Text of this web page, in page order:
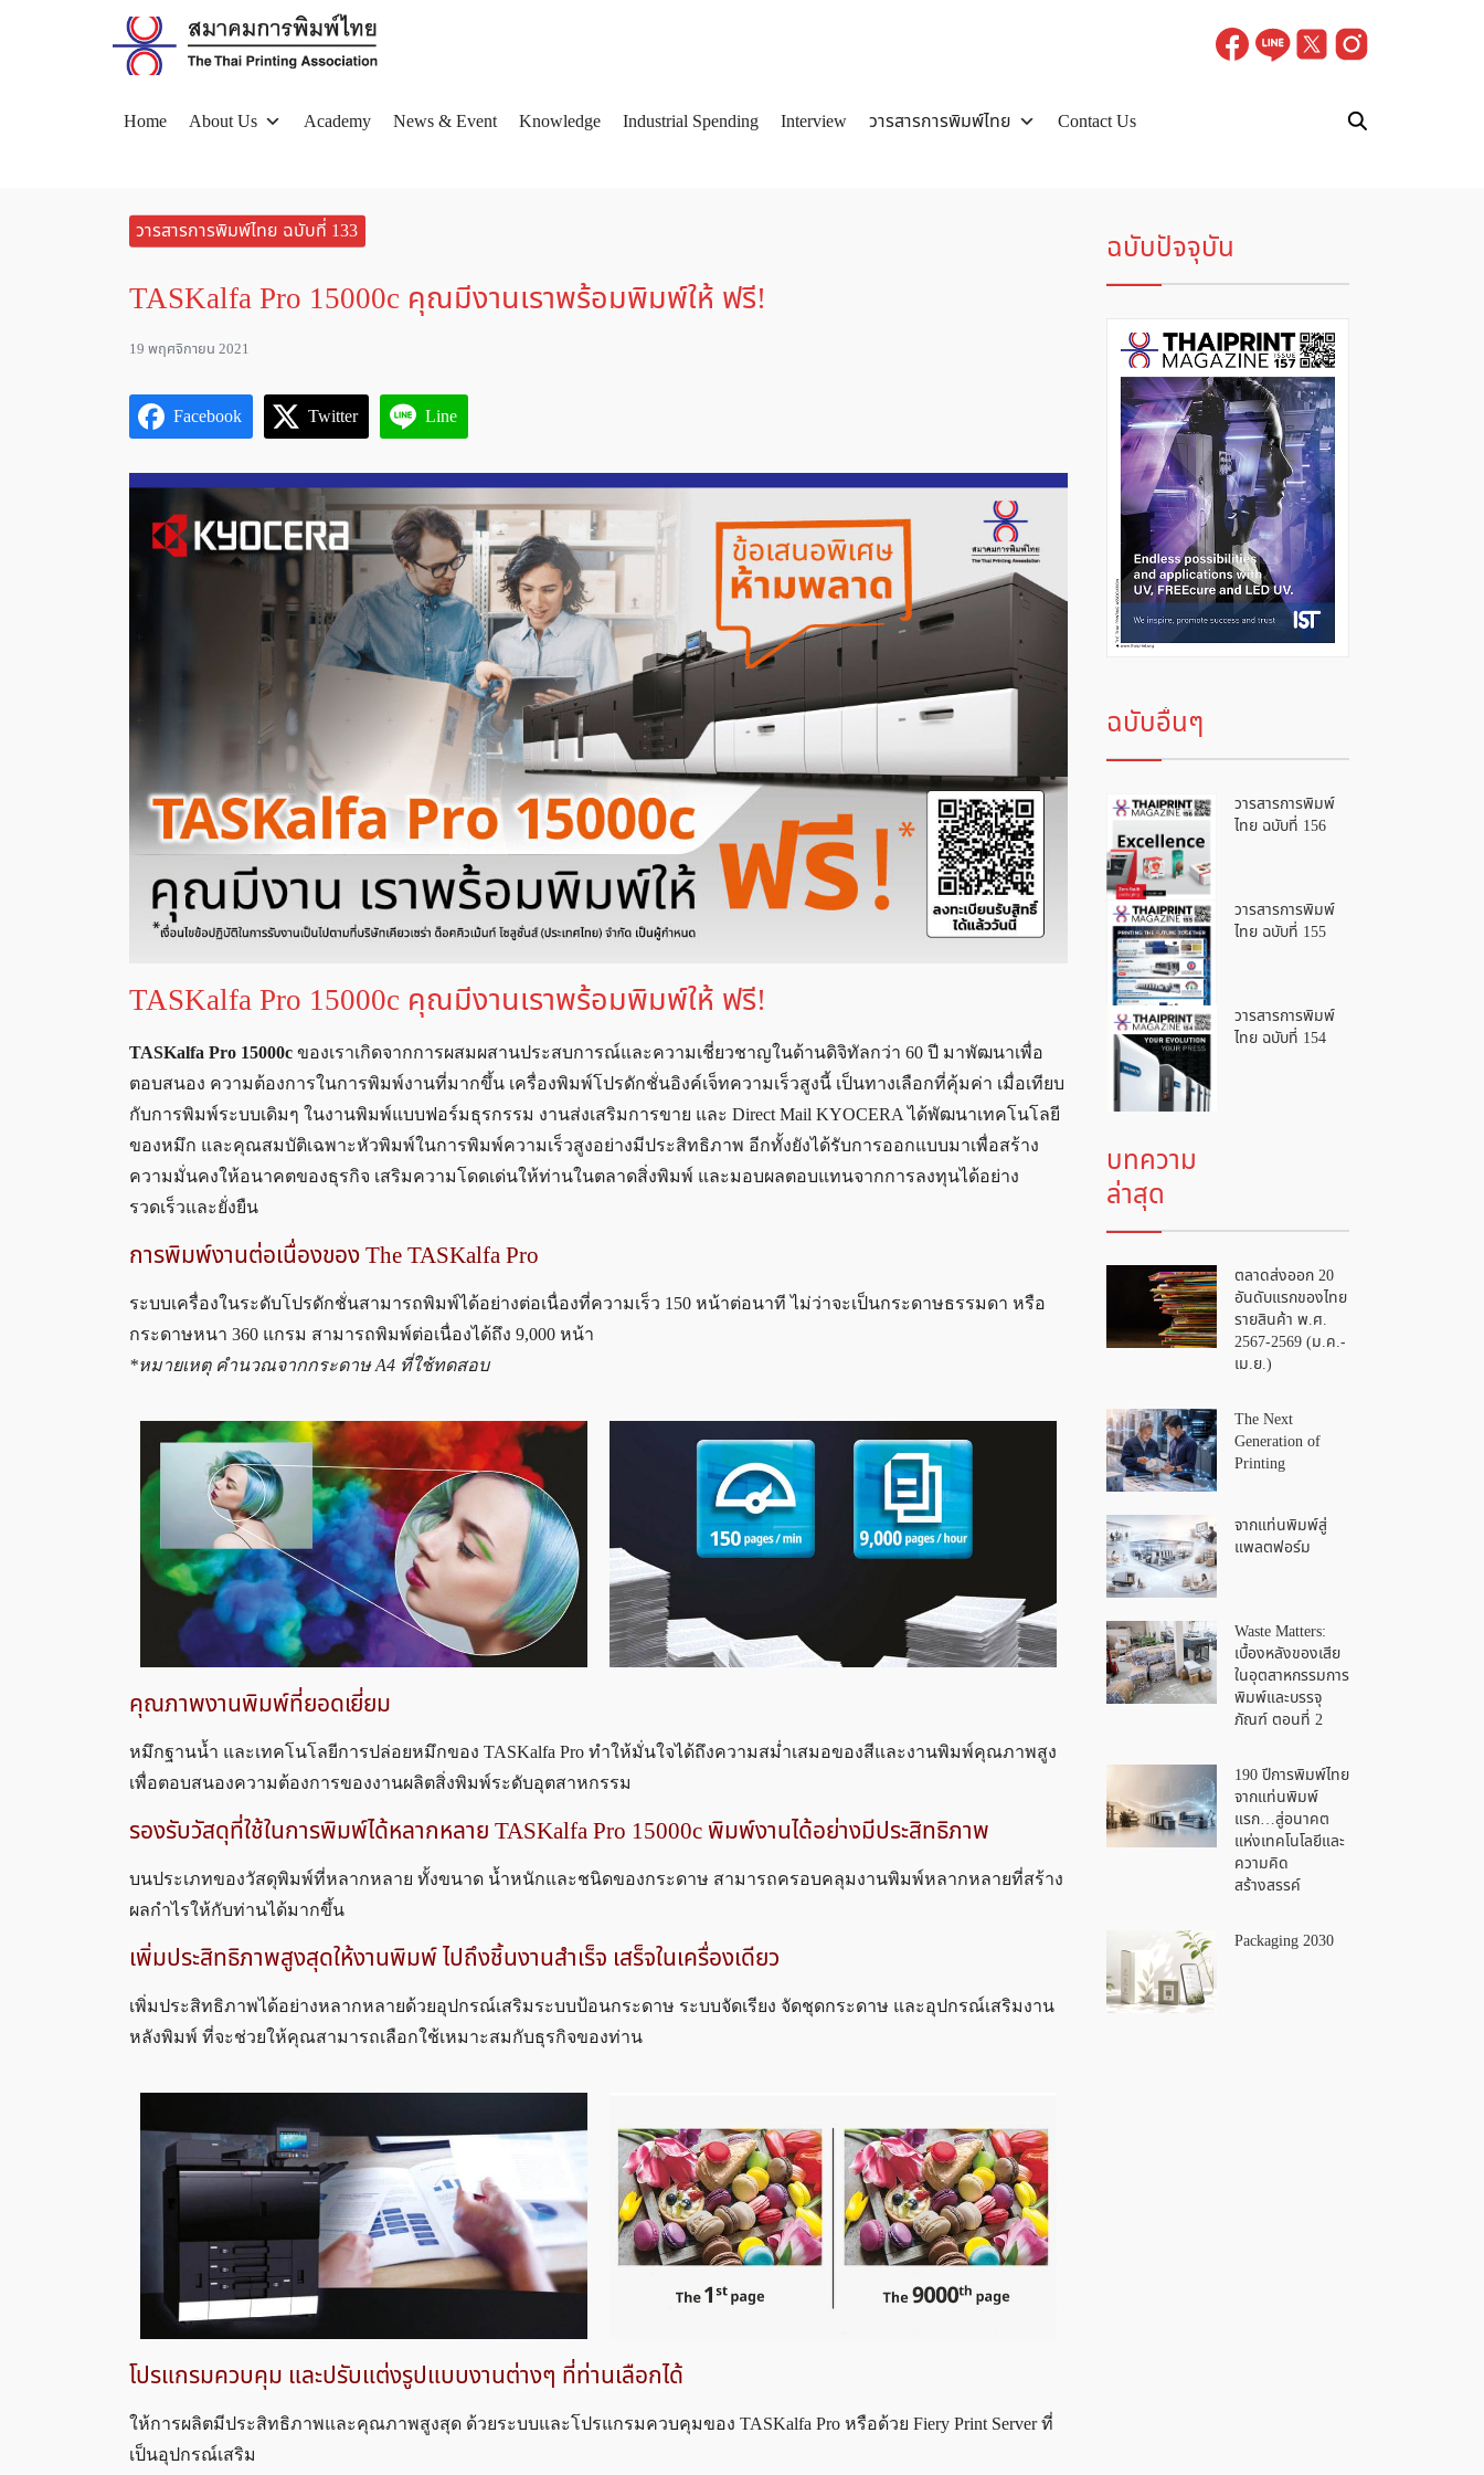
Home About Us Academy News & Event Knowledge Industrial Spending Interview วารสารการพิมพ์ไทย
Contact Us
วารสารการพิมพ์ไทย ฉบับที่ 133
TASKalfa Pro 15000c คุณมีงานเราพร้อมพิมพ์ให้ ฟรี!
19 พฤศจิกายน 2021
Facebook Twitter Line
TASKalfa Pro 15000c คุณมีงานเราพร้อมพิมพ์ให้ ฟรี!
TASKalfa Pro 15000c ของเราเกิดจากการผสมผสานประสบการณ์และความเชี่ยวชาญในด้านดิจิทัลกว่า 60 ปี มาพัฒนาเพื่อ
ตอบสนอง ความต้องการในการพิมพ์งานที่มากขึ้น เครื่องพิมพ์โปรดักชั่นอิงค์เจ็ทความเร็วสูงนี้ เป็นทางเลือกที่คุ้มค่า เมื่อเทียบ
กับการพิมพ์ระบบเดิมๆ ในงานพิมพ์แบบฟอร์มธุรกรรม งานส่งเสริมการขาย และ Direct Mail KYOCERA ได้พัฒนาเทคโนโลยี
ของหมึก และคุณสมบัติเฉพาะหัวพิมพ์ในการพิมพ์ความเร็วสูงอย่างมีประสิทธิภาพ อีกทั้งยังได้รับการออกแบบมาเพื่อสร้าง
ความมั่นคงให้อนาคตของธุรกิจ เสริมความโดดเด่นให้ท่านในตลาดสิ่งพิมพ์ และมอบผลตอบแทนจากการลงทุนได้อย่าง
รวดเร็วและยั่งยืน
การพิมพ์งานต่อเนื่องของ The TASKalfa Pro
ระบบเครื่องในระดับโปรดักชั่นสามารถพิมพ์ได้อย่างต่อเนื่องที่ความเร็ว 150 หน้าต่อนาที ไม่ว่าจะเป็นกระดาษธรรมดา หรือ
กระดาษหนา 360 แกรม สามารถพิมพ์ต่อเนื่องได้ถึง 9,000 หน้า
*หมายเหตุ คำนวณจากกระดาษ A4 ที่ใช้ทดสอบ
คุณภาพงานพิมพ์ที่ยอดเยี่ยม
หมึกฐานน้ำ และเทคโนโลยีการปล่อยหมึกของ TASKalfa Pro ทำให้มั่นใจได้ถึงความสม่ำเสมอของสีและงานพิมพ์คุณภาพสูง
เพื่อตอบสนองความต้องการของงานผลิตสิ่งพิมพ์ระดับอุตสาหกรรม
รองรับวัสดุที่ใช้ในการพิมพ์ได้หลากหลาย TASKalfa Pro 15000c พิมพ์งานได้อย่างมีประสิทธิภาพ
บนประเภทของวัสดุพิมพ์ที่หลากหลาย ทั้งขนาด น้ำหนักและชนิดของกระดาษ สามารถครอบคลุมงานพิมพ์หลากหลายที่สร้าง
ผลกำไรให้กับท่านได้มากขึ้น
เพิ่มประสิทธิภาพสูงสุดให้งานพิมพ์ ไปถึงชิ้นงานสำเร็จ เสร็จในเครื่องเดียว
เพิ่มประสิทธิภาพได้อย่างหลากหลายด้วยอุปกรณ์เสริมระบบป้อนกระดาษ ระบบจัดเรียง จัดชุดกระดาษ และอุปกรณ์เสริมงาน
หลังพิมพ์ ที่จะช่วยให้คุณสามารถเลือกใช้เหมาะสมกับธุรกิจของท่าน
โปรแกรมควบคุม และปรับแต่งรูปแบบงานต่างๆ ที่ท่านเลือกได้
ให้การผลิตมีประสิทธิภาพและคุณภาพสูงสุด ด้วยระบบและโปรแกรมควบคุมของ TASKalfa Pro หรือด้วย Fiery Print Server ที่
เป็นอุปกรณ์เสริม
ฉบับปัจจุบัน
ฉบับอื่นๆ
วารสารการพิมพ์
ไทย ฉบับที่ 156
วารสารการพิมพ์
ไทย ฉบับที่ 155
วารสารการพิมพ์
ไทย ฉบับที่ 154
บทความ
ล่าสุด
ตลาดส่งออก 20
อันดับแรกของไทย
รายสินค้า พ.ศ.
2567-2569 (ม.ค.-
เม.ย.)
The Next
Generation of
Printing
จากแท่นพิมพ์สู่
แพลตฟอร์ม
Waste Matters:
เบื้องหลังของเสีย
ในอุตสาหกรรมการ
พิมพ์และบรรจุ
ภัณฑ์ ตอนที่ 2
190 ปีการพิมพ์ไทย
จากแท่นพิมพ์
แรก…สู่อนาคต
แห่งเทคโนโลยีและ
ความคิด
สร้างสรรค์
Packaging 2030